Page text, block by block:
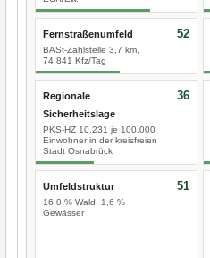
Fernstraßenumfeld
BASt-Zählstelle 3,7 km,
74.841 Kfz/Tag
52
Regionale
Sicherheitslage
PKS-HZ 10.231 je 100.000
Einwohner in der kreisfreien
Stadt Osnabrück
36
Umfeldstruktur
16,0 % Wald, 1,6 %
Gewässer
51